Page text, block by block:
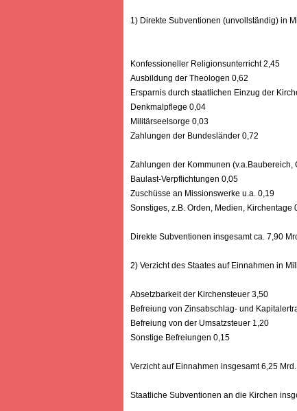
1) Direkte Subventionen (unvollständig) in
Konfessioneller Religionsunterricht 2,45
Ausbildung der Theologen 0,62
Ersparnis durch staatlichen Einzug der
Denkmalpflege 0,04
Militärseelsorge 0,03
Zahlungen der Bundesländer 0,72
Zahlungen der Kommunen (v.a.Baubereich,
Baulast-Verpflichtungen 0,05
Zuschüsse an Missionswerke u.a. 0,19
Sonstiges, z.B. Orden, Medien, Kirchentage
Direkte Subventionen insgesamt ca. 7,90
2) Verzicht des Staates auf Einnahmen in
Absetzbarkeit der Kirchensteuer 3,50
Befreiung von Zinsabschlag- und
Befreiung von der Umsatzsteuer 1,20
Sonstige Befreiungen 0,15
Verzicht auf Einnahmen insgesamt 6,25
Staatliche Subventionen an die Kirchen